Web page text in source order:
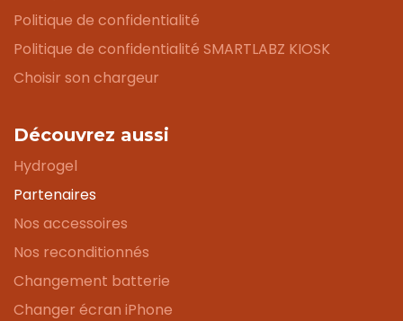
Politique de confidentialité
Politique de confidentialité SMARTLABZ KIOSK
Choisir son chargeur
Découvrez aussi
Hydrogel
Partenaires
Nos accessoires
Nos reconditionnés
Changement batterie
Changer écran iPhone